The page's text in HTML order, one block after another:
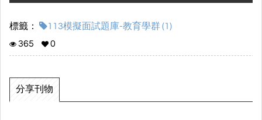
標籤：
113模擬面試題庫-教育學群 (1)
365
0
分享刊物